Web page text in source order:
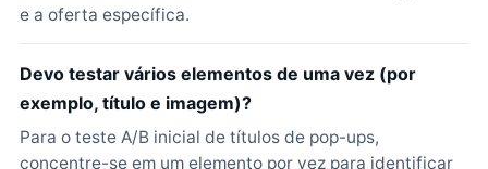
e a oferta específica.
Devo testar vários elementos de uma vez (por
exemplo, título e imagem)?
Para o teste A/B inicial de títulos de pop-ups,
concentre-se em um elemento por vez para identificar